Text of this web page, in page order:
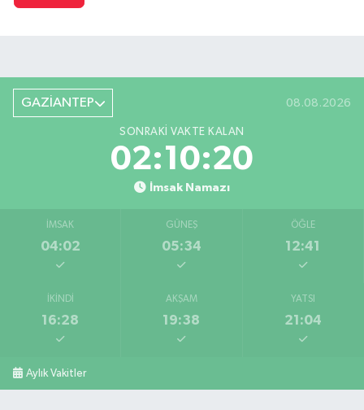
GAZİANTEP 08.08.2026
SONRAKI VAKTE KALAN
02:10:19
İmsak Namazı
İMSAK
04:02
GÜNEŞ
05:34
ÖĞLE
12:41
İKINDI
16:28
AKŞAM
19:38
YATSI
21:04
Aylık Vakitler